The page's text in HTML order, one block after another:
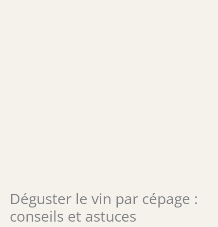
Déguster le vin par cépage :
conseils et astuces